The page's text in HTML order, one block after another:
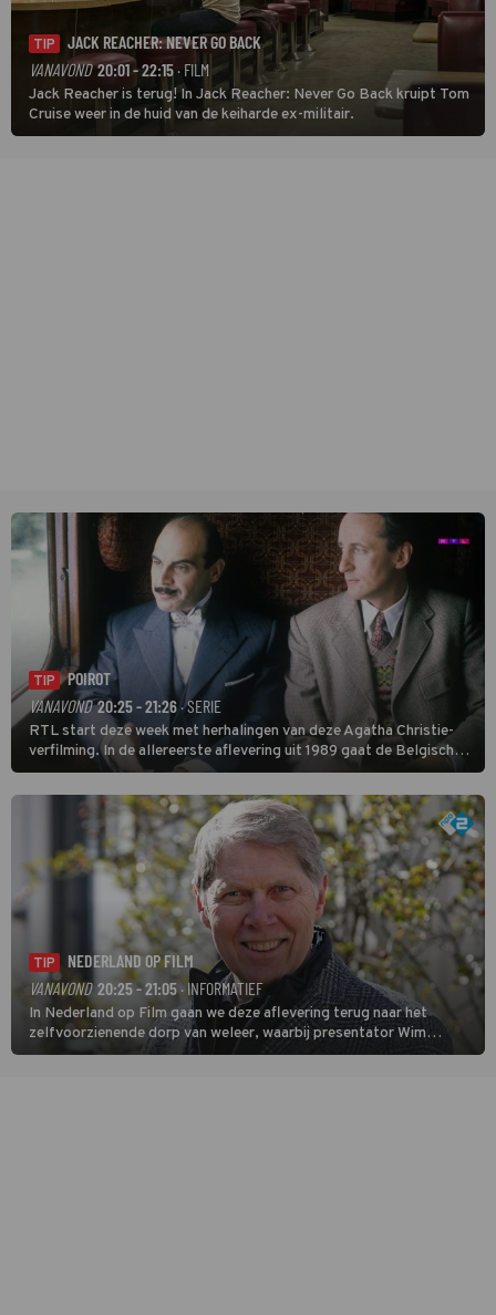
TIP
JACK REACHER: NEVER GO BACK
VANAVOND 20:01 - 22:15· FILM
Jack Reacher is terug! In Jack Reacher: Never Go Back kruipt Tom
Cruise weer in de huid van de keiharde ex-militair.
TIP
POIROT
VANAVOND 20:25 - 21:26 · SERIE
RTL start deze week met herhalingen van deze Agatha Christie-
verfilming. In de allereerste aflevering uit 1989 gaat de Belgische
speurder op zoek naar een vermiste kok. Poirot raakt al snel
verwikkeld in een moordzaak. (HH)
TIP
NEDERLAND OP FILM
VANAVOND 20:25 - 21:05· INFORMATIEF
In Nederland op Film gaan we deze aflevering terug naar het
zelfvoorzienende dorp van weleer, waarbij presentator Wim
Daniëls de kijkers meeneemt op reis door de tijd aan de hand van